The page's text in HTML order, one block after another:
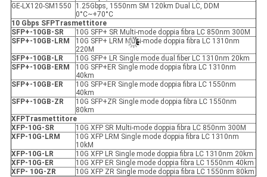
GE-LX120-SM1550
1.25Gbps, 1550nm SM 120km Dual LC, DDM
0°C~+70°C
10 Gbps SFPTrasmettitore
SFP+-10GB-SR
10G SFP+ SR Multi-mode doppia fibra LC 850nm 300M
SFP+-10GB-LRM
10G SFP+ LRM Multi-mode doppia fibra LC 1310nm
220M
SFP+-10GB-LR
10G SFP+ LR Single mode dual fiber LC 1310nm 20km
SFP+-10GB-ER M
10G SFP+ER Single mode doppia fibra LC 1310nm
40km
SFP+-10GB-ER
10G SFP+ER Single mode doppia fibra LC 1550nm
40km
SFP+-10GB-ZR
10G SFP+ZR Single mode doppia fibra LC 1550nm
80km
XFPTrasmettitore
XFP-10G-SR
10G XFP SR Multi-mode doppia fibra LC 850nm 300M
XFP-10G-LRM
10G XFP LRM Single mode doppia fibra LC 1310nm
10kM
XFP-10G-LR
10G XFP LR Single mode doppia fibra LC 1310nm 20km
XFP-10G-ER
10G XFP ER Single mode doppia fibra LC 1550nm 40km
XFP- 10G-ZR 10G XFP ZR Single mode doppia fibra LC 1550nm 80km